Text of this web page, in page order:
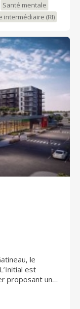
Santé mentale
intermédiaire (RI)
le
est
proposant un
de
aussi une